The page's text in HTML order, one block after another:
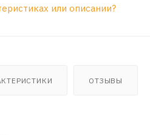
или описании?
ОТЗЫВЫ